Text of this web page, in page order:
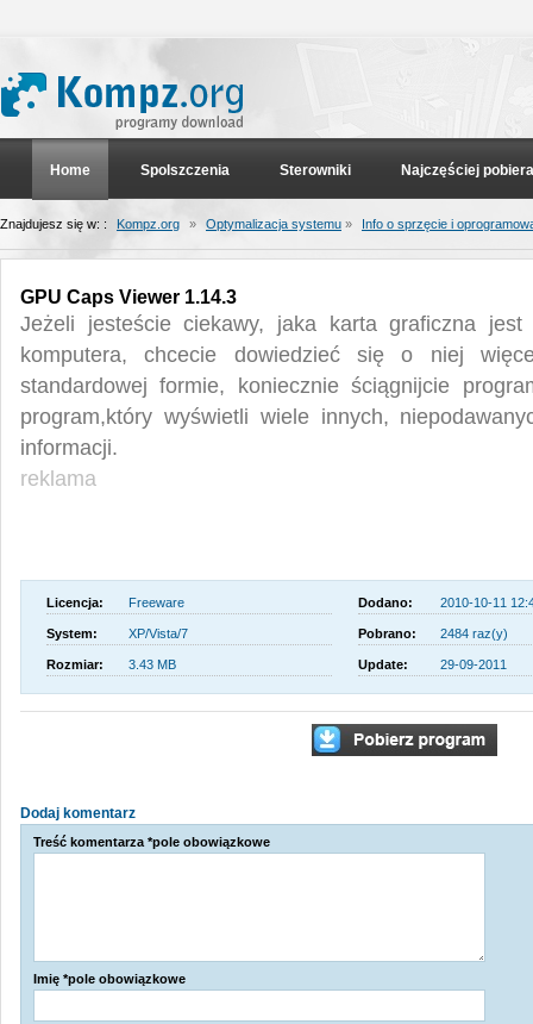
Home Spolszczenia Sterowniki Najczęściej
Znajdujesz się w: : Kompz.org » Optymalizacja systemu » Info o sprzęcie i
GPU Caps Viewer 1.14.3
Jeżeli jesteście ciekawy, jaka karta graficzna jest
komputera, chcecie dowiedzieć się o niej
standardowej formie, koniecznie ściągnijcie
program,który wyświetli wiele innych,
informacji.
reklama
Licencja: Freeware Dodano: 2010-10-11
System: XP/Vista/7 Pobrano: 2484 raz(y)
Rozmiar: 3.43 MB Update: 29-09-2011
Dodaj komentarz
Treść komentarza *pole obowiązkowe
Imię *pole obowiązkowe